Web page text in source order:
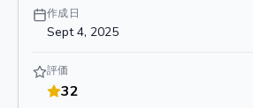
作成日
Sept 4, 2025
評価
32